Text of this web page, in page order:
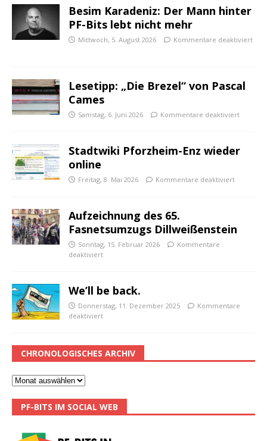
Besim Karadeniz: Der Mann hinter
PF-Bits lebt nicht mehr
Mittwoch, 5. August 2026 Kommentare deaktiviert
Lesetipp: „Die Brezel“ von Pascal
Cames
Samstag, 6. Juni 2026 Kommentare deaktiviert
Stadtwiki Pforzheim-Enz wieder
online
Freitag, 8. Mai 2026 Kommentare deaktiviert
Aufzeichnung des 65.
Fasnetsumzugs Dillweißenstein
Sonntag, 15. Februar 2026
Kommentare
deaktiviert
We’ll be back.
Donnerstag, 11. Dezember 2025
Kommentare
deaktiviert
CHRONOLOGISCHES ARCHIV
PF-BITS IM SOCIAL WEB